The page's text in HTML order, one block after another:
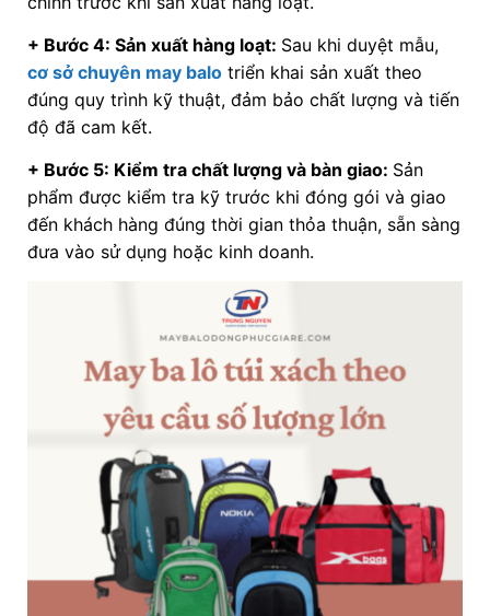
+ Bước 4: Sản xuất hàng loạt: Sau khi duyệt mẫu,
cơ sở chuyên may balotriển khai sản xuất theo
đúng quy trình kỹ thuật, đảm bảo chất lượng và tiến
độ đã cam kết.
+ Bước 5: Kiểm tra chất lượng và bàn giao: Sản
phẩm được kiểm tra kỹ trước khi đóng gói và giao
đến khách hàng đúng thời gian thỏa thuận, sẵn sàng
đưa vào sử dụng hoặc kinh doanh.